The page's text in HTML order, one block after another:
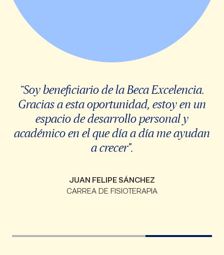
“Soy beneficiario de la Beca Excelencia.
Gracias a esta oportunidad, estoy en un
espacio de desarrollo personal y
académico en el que día a día me ayudan
a crecer".
JUAN FELIPE SÁNCHEZ
CARREA DE FISIOTERAPIA